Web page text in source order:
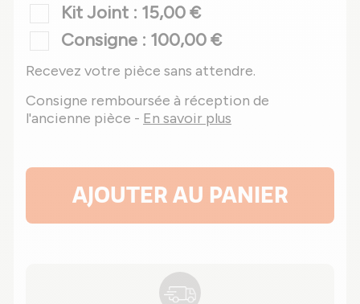
Kit Joint : 15,00 €
Consigne : 100,00 €
Recevez votre pièce sans attendre.
Consigne remboursée à réception de
l'ancienne pièce - En savoir plus
AJOUTER AU PANIER